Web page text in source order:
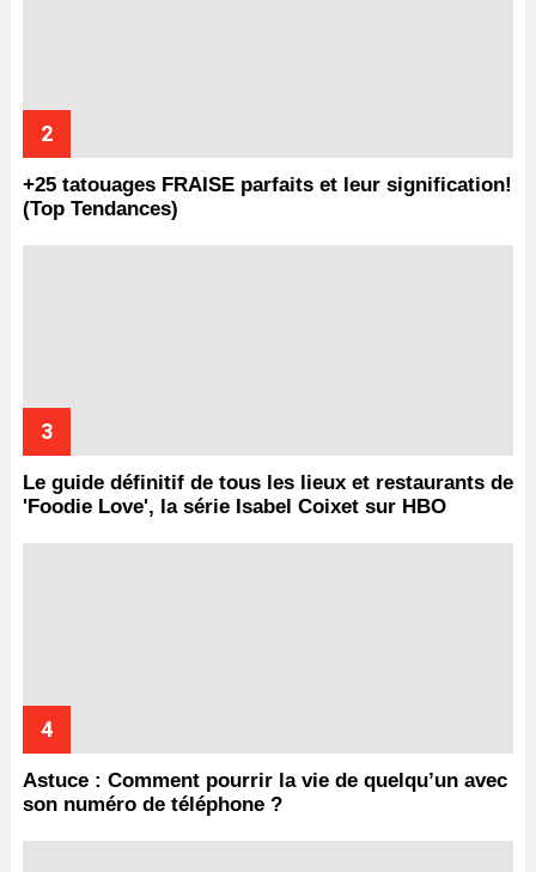
+25 tatouages ​​FRAISE parfaits et leur signification!
(Top Tendances)
Le guide définitif de tous les lieux et restaurants de
'Foodie Love', la série Isabel Coixet sur HBO
Astuce : Comment pourrir la vie de quelqu’un avec
son numéro de téléphone ?